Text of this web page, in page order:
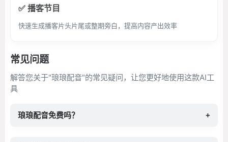
✅ 播客节目
快速生成播客片头片尾或整期旁白，提高内容产出效率
常见问题
解答您关于"琅琅配音"的常见疑问，让您更好地使用这款AI工
具
琅琅配音免费吗？ +